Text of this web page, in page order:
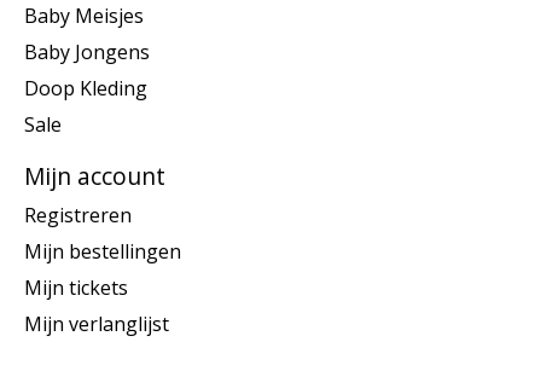
Baby Meisjes
Baby Jongens
Doop Kleding
Sale
Mijn account
Registreren
Mijn bestellingen
Mijn tickets
Mijn verlanglijst